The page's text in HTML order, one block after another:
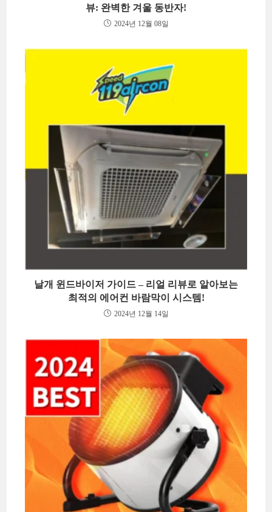
뷰: 완벽한 겨울 동반자!
2024년 12월 08일
날개 윈드바이저 가이드 – 리얼 리뷰로 알아보는
최적의 에어컨 바람막이 시스템!
2024년 12월 14일